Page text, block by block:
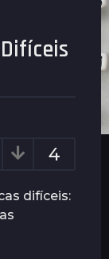
4
difíceis: